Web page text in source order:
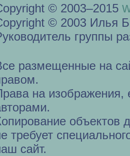
© 2003–2015
© 2003 Илья
группы
размещенные на
на изображения,
объектов
требует
сайт.